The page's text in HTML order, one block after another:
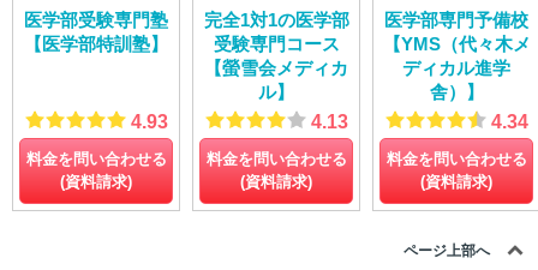
医学部受験専門塾
【医学部特訓塾】
4.93
料金を問い合わせる
(資料請求)
完全1対1の医学部
受験専門コース
【螢雪会メディカ
ル】
4.13
料金を問い合わせる
(資料請求)
医学部専門予備校
【YMS（代々木メ
ディカル進学
舎）】
4.34
料金を問い合わせる
(資料請求)
ページ上部へ